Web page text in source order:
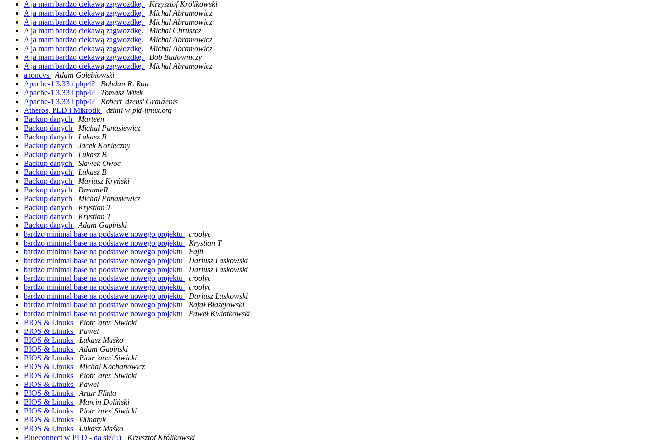
A ja mam bardzo ciekawą zagwozdkę.
Krzysztof Królikowski
A ja mam bardzo ciekawą zagwozdkę.
Michal Abramowicz
A ja mam bardzo ciekawą zagwozdkę.
Michal Abramowicz
A ja mam bardzo ciekawą zagwozdkę.
Michal Chruszcz
A ja mam bardzo ciekawą zagwozdkę.
Michal Abramowicz
A ja mam bardzo ciekawą zagwozdkę.
Michal Abramowicz
A ja mam bardzo ciekawą zagwozdkę.
Bob Budowniczy
A ja mam bardzo ciekawą zagwozdkę.
Michal Abramowicz
anoncvs
Adam Gołębiowski
Apache-1.3.33 i php4?
Bohdan R. Rau
Apache-1.3.33 i php4?
Tomasz Witek
Apache-1.3.33 i php4?
Robert 'dzeus' Graużenis
Atheros, PLD i Mikrotik
dzimi w pld-linux.org
Backup danych
Marteen
Backup danych
Michał Panasiewicz
Backup danych
Lukasz B
Backup danych
Jacek Konieczny
Backup danych
Lukasz B
Backup danych
Sławek Owoc
Backup danych
Lukasz B
Backup danych
Mariusz Kryński
Backup danych
DreameR
Backup danych
Michał Panasiewicz
Backup danych
Krystian T
Backup danych
Krystian T
Backup danych
Adam Gapiński
bardzo minimal base na podstawe nowego projektu
croolyc
bardzo minimal base na podstawe nowego projektu
Krystian T
bardzo minimal base na podstawe nowego projektu
Fajti
bardzo minimal base na podstawe nowego projektu
Dariusz Laskowski
bardzo minimal base na podstawe nowego projektu
Dariusz Laskowski
bardzo minimal base na podstawe nowego projektu
croolyc
bardzo minimal base na podstawe nowego projektu
croolyc
bardzo minimal base na podstawe nowego projektu
Dariusz Laskowski
bardzo minimal base na podstawe nowego projektu
Rafał Błażejowski
bardzo minimal base na podstawe nowego projektu
Paweł Kwiatkowski
BIOS & Linuks
Piotr 'ares' Siwicki
BIOS & Linuks
Pawel
BIOS & Linuks
Łukasz Maśko
BIOS & Linuks
Adam Gapiński
BIOS & Linuks
Piotr 'ares' Siwicki
BIOS & Linuks
Michal Kochanowicz
BIOS & Linuks
Piotr 'ares' Siwicki
BIOS & Linuks
Pawel
BIOS & Linuks
Artur Flinta
BIOS & Linuks
Marcin Doliński
BIOS & Linuks
Piotr 'ares' Siwicki
BIOS & Linuks
l00natyk
BIOS & Linuks
Łukasz Maśko
Blueconnect w PLD - da się? :)
Krzysztof Królikowski